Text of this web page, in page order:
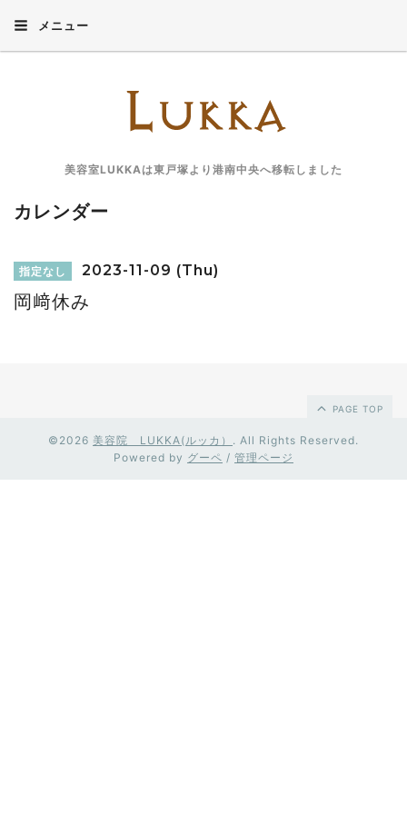
メニュー
美容室LUKKAは東戸塚より港南中央へ移転しました
カレンダー
指定なし 2023-11-09 (Thu)
岡﨑休み
PAGE TOP
©2026 美容院 LUKKA(ルッカ） . All Rights Reserved.
Powered by グーペ / 管理ページ